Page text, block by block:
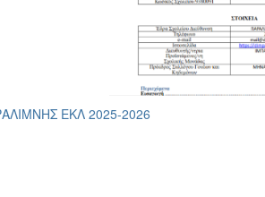
ΕΚΛ 2025-2026